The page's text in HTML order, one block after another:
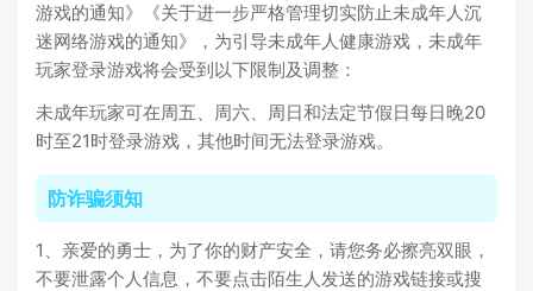
游戏的通知》《关于进一步严格管理切实防止未成年人沉
迷网络游戏的通知》，为引导未成年人健康游戏，未成年
玩家登录游戏将会受到以下限制及调整：
未成年玩家可在周五、周六、周日和法定节假日每日晚20
时至21时登录游戏，其他时间无法登录游戏。
防诈骗须知
1、亲爱的勇士，为了你的财产安全，请您务必擦亮双眼，
不要泄露个人信息，不要点击陌生人发送的游戏链接或搜